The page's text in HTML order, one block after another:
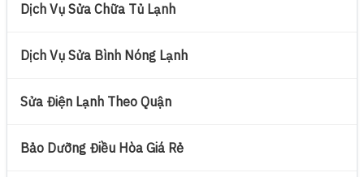
Dịch Vụ Sửa Chữa Tủ Lạnh
Dịch Vụ Sửa Bình Nóng Lạnh
Sửa Điện Lạnh Theo Quận
Bảo Dưỡng Điều Hòa Giá Rẻ